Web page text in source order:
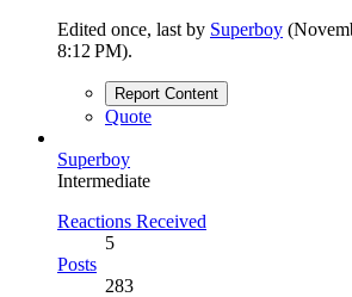
Edited once, last by Superboy (
8:12 PM).
Report Content
Quote
Superboy
Intermediate
Reactions Received
5
Posts
283